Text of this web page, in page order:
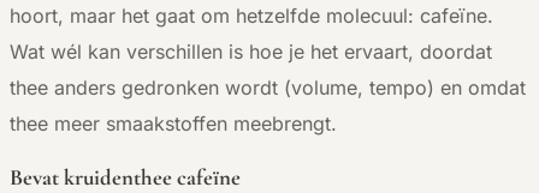
hoort, maar het gaat om hetzelfde molecuul: cafeïne.
Wat wél kan verschillen is hoe je het ervaart, doordat
thee anders gedronken wordt (volume, tempo) en omdat
thee meer smaakstoffen meebrengt.
Bevat kruidenthee cafeïne